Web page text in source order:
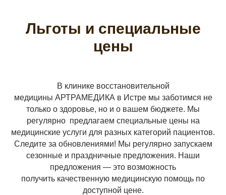
Льготы и специальные
цены
В клинике восстановительной
медицины АРТРАМЕДИКА в Истре мы заботимся не
только о здоровье, но и о вашем бюджете. Мы
регулярно предлагаем специальные цены на
медицинские услуги для разных категорий пациентов.
Следите за обновлениями! Мы регулярно запускаем
сезонные и праздничные предложения. Наши
предложения — это возможность
получить качественную медицинскую помощь по
доступной цене.